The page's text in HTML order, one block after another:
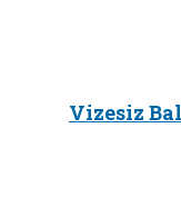
Vizesiz